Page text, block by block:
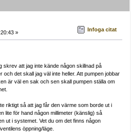
» Infoga citat
skrev att jag inte kände någon skillnad på
och det skall jag väl inte heller. Att pumpen jobbar
är väl en sak och sen skall pumpen ställa om
riktigt så att jag får den värme som borde ut i
lite för hand någon millimeter (känslig) så
ut i systemet. Vet du om det finns någon
öppning/läge.